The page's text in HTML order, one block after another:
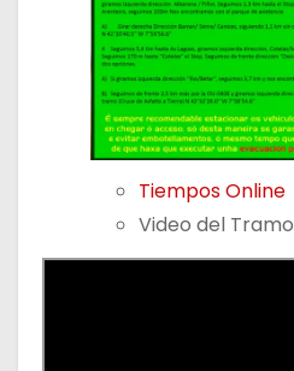
Tiempos Online
Video del Tramo